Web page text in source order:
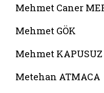
Mehmet Caner
Mehmet GÖK
Mehmet KAPUSUZ
Metehan ATMACA